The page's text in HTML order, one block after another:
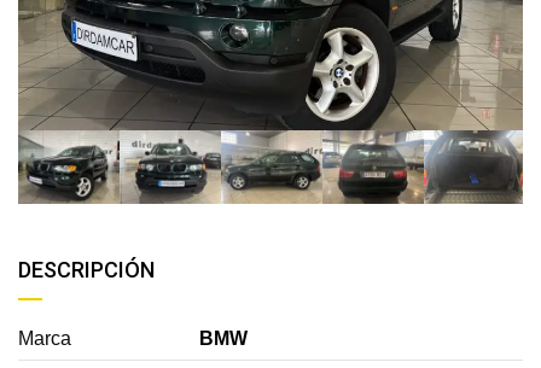
DESCRIPCIÓN
Marca BMW